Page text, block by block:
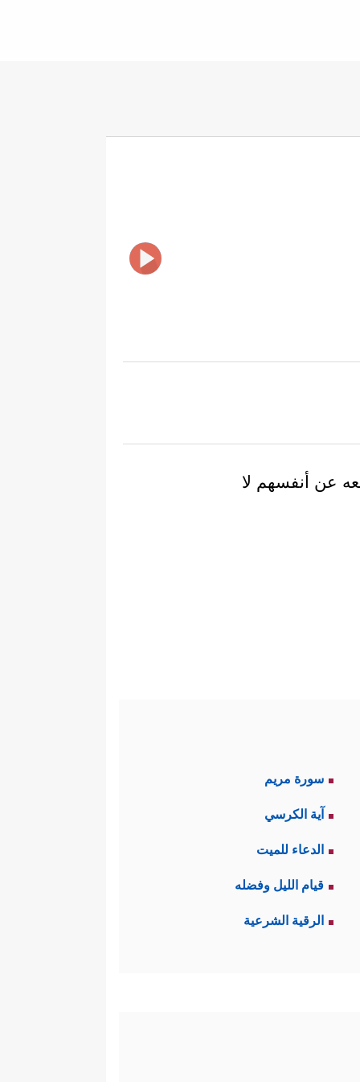
عن أنفسهم لا
سورة مريم
آية الكرسي
الدعاء للميت
قيام الليل وفضله
الرقية الشرعية